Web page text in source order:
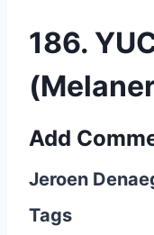
186.
Add
Jeroen
Tags